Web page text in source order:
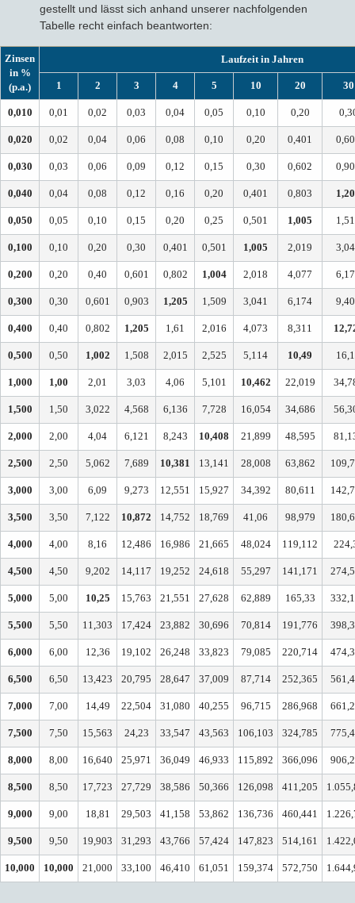
gestellt und lässt sich anhand unserer nachfolgenden
Tabelle recht einfach beantworten:
Zinsen
in %
(p.a.)
Laufzeit in Jahren
1 2 3 4 5 10 20 30
0,010 0,01 0,02 0,03 0,04 0,05 0,10 0,20
0,020 0,02 0,04 0,06 0,08 0,10 0,20 0,401
0,030 0,03 0,06 0,09 0,12 0,15 0,30 0,602
0,040 0,04 0,08 0,12 0,16 0,20 0,401 0,803
0,050 0,05 0,10 0,15 0,20 0,25 0,501 1,005
0,100 0,10 0,20 0,30 0,401 0,501 1,005 2,019
0,200 0,20 0,40 0,601 0,802 1,004 2,018 4,077
0,300 0,30 0,601 0,903 1,205 1,509 3,041 6,174
0,400 0,40 0,802 1,205 1,61 2,016 4,073 8,311
0,500 0,50 1,002 1,508 2,015 2,525 5,114 10,49
1,000 1,00 2,01 3,03 4,06 5,101 10,462 22,019
1,500 1,50 3,022 4,568 6,136 7,728 16,054 34,686
2,000 2,00 4,04 6,121 8,243 10,408 21,899 48,595
2,500 2,50 5,062 7,689 10,381 13,141 28,008 63,862
3,000 3,00 6,09 9,273 12,551 15,927 34,392 80,611
3,500 3,50 7,122 10,872 14,752 18,769 41,06 98,979
4,000 4,00 8,16 12,486 16,986 21,665 48,024 119,112
4,500 4,50 9,202 14,117 19,252 24,618 55,297 141,171
5,000 5,00 10,25 15,763 21,551 27,628 62,889 165,33
5,500 5,50 11,303 17,424 23,882 30,696 70,814 191,776
6,000 6,00 12,36 19,102 26,248 33,823 79,085 220,714
6,500 6,50 13,423 20,795 28,647 37,009 87,714 252,365
7,000 7,00 14,49 22,504 31,080 40,255 96,715 286,968
7,500 7,50 15,563 24,23 33,547 43,563 106,103 324,785
8,000 8,00 16,640 25,971 36,049 46,933 115,892 366,096
8,500 8,50 17,723 27,729 38,586 50,366 126,098 411,205
9,000 9,00 18,81 29,503 41,158 53,862 136,736 460,441
9,500 9,50 19,903 31,293 43,766 57,424 147,823 514,161
10,000 10,000 21,000 33,100 46,410 61,051 159,374 572,750